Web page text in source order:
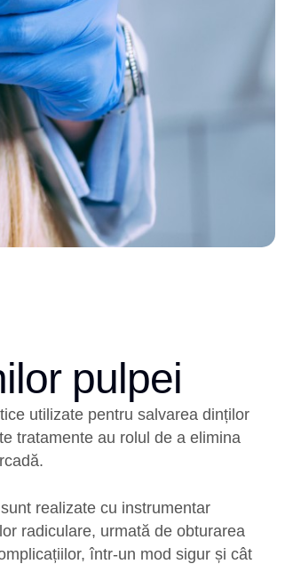
pulpei
utilizate pentru salvarea dinților
tratamente au rolul de a elimina
realizate cu instrumentar
radiculare, urmată de obturarea
într-un mod sigur și cât